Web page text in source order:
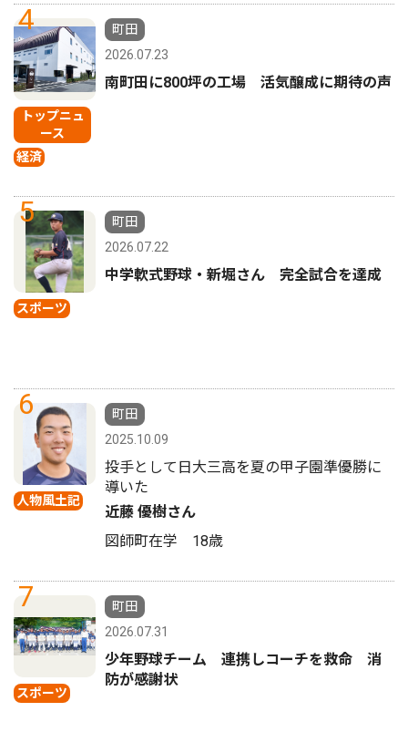
4
トップニュ
ース
経済
町田
2026.07.23
南町田に800坪の工場 活気醸成に期待の声
5
スポーツ
町田
2026.07.22
中学軟式野球・新堀さん 完全試合を達成
6
人物風土記
町田
2025.10.09
投手として日大三高を夏の甲子園準優勝に
導いた
近藤 優樹さん
図師町在学 18歳
7
スポーツ
町田
2026.07.31
少年野球チーム 連携しコーチを救命 消
防が感謝状